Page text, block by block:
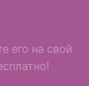
его на свой